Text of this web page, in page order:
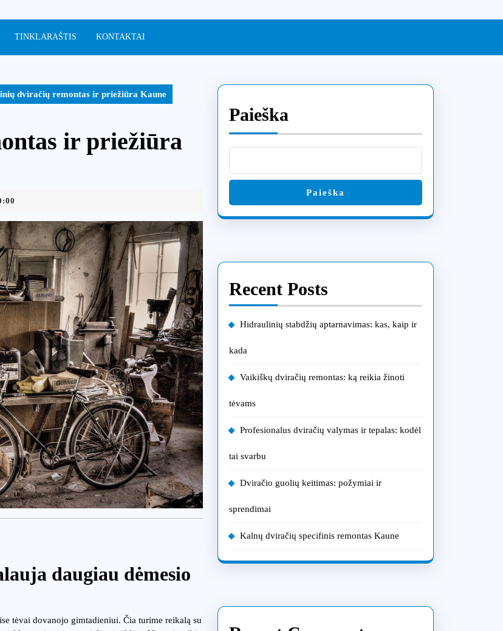
TINKLARAŠTIS KONTAKTAI
dviračių remontas ir priežiūra Kaune
ir priežiūra
daugiau dėmesio
tėvai dovanojo gimtadieniui. Čia turime reikalą su
Paieška
Paieška
Recent Posts
Hidraulinių stabdžių aptarnavimas: kas, kaip ir
kada
Vaikiškų dviračių remontas: ką reikia žinoti
tėvams
Profesionalus dviračių valymas ir tepalas: kodėl
tai svarbu
Dviračio guolių keitimas: požymiai ir
sprendimai
Kalnų dviračių specifinis remontas Kaune